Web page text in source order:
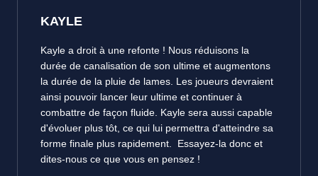
KAYLE
Kayle a droit à une refonte ! Nous réduisons la
durée de canalisation de son ultime et augmentons
la durée de la pluie de lames. Les joueurs devraient
ainsi pouvoir lancer leur ultime et continuer à
combattre de façon fluide. Kayle sera aussi capable
d'évoluer plus tôt, ce qui lui permettra d'atteindre sa
forme finale plus rapidement. Essayez-la donc et
dites-nous ce que vous en pensez !